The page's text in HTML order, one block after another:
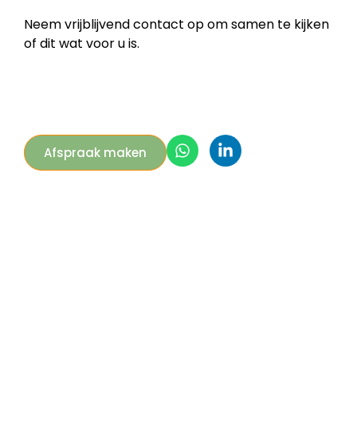
Neem vrijblijvend contact op om samen te kijken
of dit wat voor u is.
Afspraak maken